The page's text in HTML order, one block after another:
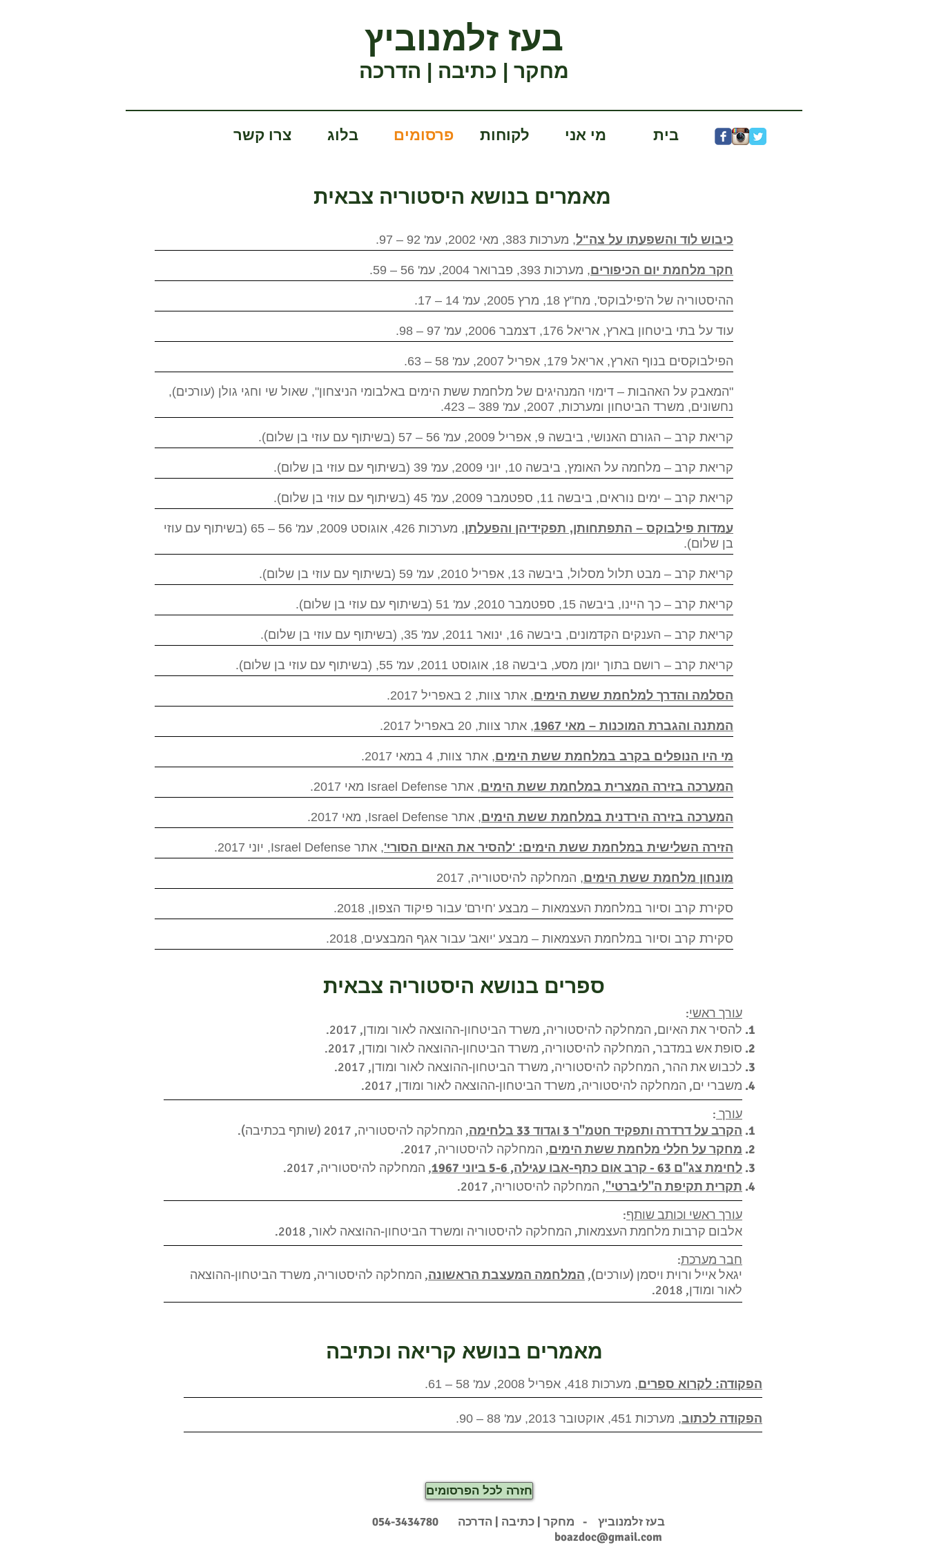
בעז זלמנוביץ
מחקר | כתיבה | הדרכה
בית מי אני לקוחות פרסומים בלוג צרו קשר
מאמרים בנושא היסטוריה צבאית
כיבוש לוד והשפעתו על צה"ל, מערכות 383, מאי 2002, עמ' 92 – 97.
חקר מלחמת יום הכיפורים, מערכות 393, פברואר 2004, עמ' 56 – 59.
ההיסטוריה של ה'פילבוקס', מח"ץ 18, מרץ 2005, עמ' 14 – 17.
עוד על בתי ביטחון בארץ, אריאל 176, דצמבר 2006, עמ' 97 – 98.
הפילבוקסים בנוף הארץ, אריאל 179, אפריל 2007, עמ' 58 – 63.
"המאבק על האהבות – דימוי המנהיגים של מלחמת ששת הימים באלבומי הניצחון", שאול שי וחגי גולן (עורכים),
נחשונים, משרד הביטחון ומערכות, 2007, עמ' 389 – 423.
קריאת קרב – הגורם האנושי, ביבשה 9, אפריל 2009, עמ' 56 – 57 (בשיתוף עם עוזי בן שלום).
קריאת קרב – מלחמה על האומץ, ביבשה 10, יוני 2009, עמ' 39 (בשיתוף עם עוזי בן שלום).
קריאת קרב – ימים נוראים, ביבשה 11, ספטמבר 2009, עמ' 45 (בשיתוף עם עוזי בן שלום).
עמדות פילבוקס – התפתחותן, תפקידיהן והפעלתן
, מערכות 426, אוגוסט 2009, עמ' 56 – 65 (בשיתוף עם עוזי
בן שלום).
קריאת קרב – מבט תלול מסלול, ביבשה 13, אפריל 2010, עמ' 59 (בשיתוף עם עוזי בן שלום).
קריאת קרב – כך היינו, ביבשה 15, ספטמבר 2010, עמ' 51 (בשיתוף עם עוזי בן שלום).
קריאת קרב – הענקים הקדמונים, ביבשה 16, ינואר 2011, עמ' 35, (בשיתוף עם עוזי בן שלום).
קריאת קרב – רושם בתוך יומן מסע, ביבשה 18, אוגוסט 2011, עמ' 55, (בשיתוף עם עוזי בן שלום).
הסלמה והדרך למלחמת ששת הימים, אתר צוות, 2 באפריל 2017.
המתנה והגברת המוכנות – מאי 1967 , אתר צוות, 20 באפריל 2017.
מי היו הנופלים בקרב במלחמת ששת הימים, אתר צוות, 4 במאי 2017.
המערכה בזירה המצרית במלחמת ששת הימים, אתר Israel Defense מאי 2017.
המערכה בזירה הירדנית במלחמת ששת הימים, אתר Israel Defense, מאי 2017.
הזירה השלישית במלחמת ששת הימים: 'להסיר את האיום הסורי', אתר Israel Defense, יוני 2017.
מונחון מלחמת ששת הימים, המחלקה להיסטוריה, 2017
סקירת קרב וסיור במלחמת העצמאות – מבצע 'חירם' עבור פיקוד הצפון, 2018.
סקירת קרב וסיור במלחמת העצמאות – מבצע 'יואב' עבור אגף המבצעים, 2018.
ספרים בנושא היסטוריה צבאית
עורך ראשי:
להסיר את האיום, המחלקה להיסטוריה, משרד הביטחון-ההוצאה לאור ומודן, 2017.
סופת אש במדבר, המחלקה להיסטוריה, משרד הביטחון-ההוצאה לאור ומודן, 2017.
לכבוש את ההר, המחלקה להיסטוריה, משרד הביטחון-ההוצאה לאור ומודן, 2017.
משברי ים, המחלקה להיסטוריה, משרד הביטחון-ההוצאה לאור ומודן, 2017.
עורך :
הקרב על דרדרה ותפקיד חטמ"ר 3 וגדוד 33 בלחימה
, המחלקה להיסטוריה, 2017 (שותף בכתיבה).
מחקר על חללי מלחמת ששת הימים, המחלקה להיסטוריה, 2017.
לחימת צג"ם 63 - קרב אום כתף-אבו עגילה, 5-6 ביוני 1967
, המחלקה להיסטוריה, 2017.
תקרית תקיפת ה"ליברטי", המחלקה להיסטוריה, 2017.
עורך ראשי וכותב שותף:
אלבום קרבות מלחמת העצמאות, המחלקה להיסטוריה ומשרד הביטחון-ההוצאה לאור, 2018.
חבר מערכת:
יגאל אייל ורוית ויסמן (עורכים), המלחמה המעצבת הראשונה, המחלקה להיסטוריה, משרד הביטחון-ההוצאה
לאור ומודן, 2018.
מאמרים בנושא קריאה וכתיבה
הפקודה: לקרוא ספרים, מערכות 418, אפריל 2008, עמ' 58 – 61.
הפקודה לכתוב, מערכות 451, אוקטובר 2013, עמ' 88 – 90.
חזרה לכל הפרסומים
בעז זלמנוביץ - מחקר | כתיבה | הדרכה
boazdoc@gmail.com